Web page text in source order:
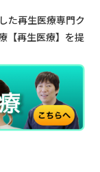
た再生医療専門ク
【再生医療】を提